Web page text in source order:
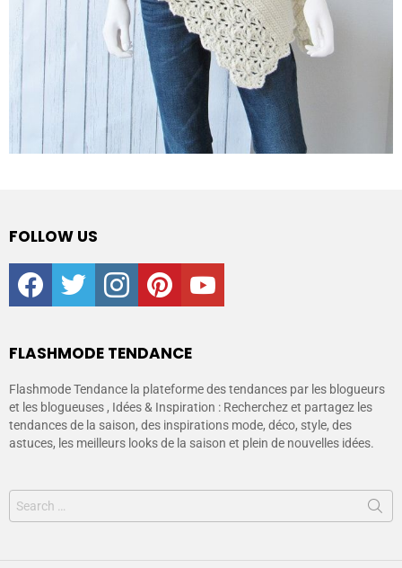
FOLLOW US
facebooktwitter instagrampinterestyoutube
FLASHMODE TENDANCE
Flashmode Tendance la plateforme des tendances par les blogueurs
et les blogueuses , Idées & Inspiration : Recherchez et partagez les
tendances de la saison, des inspirations mode, déco, style, des
astuces, les meilleurs looks de la saison et plein de nouvelles idées.